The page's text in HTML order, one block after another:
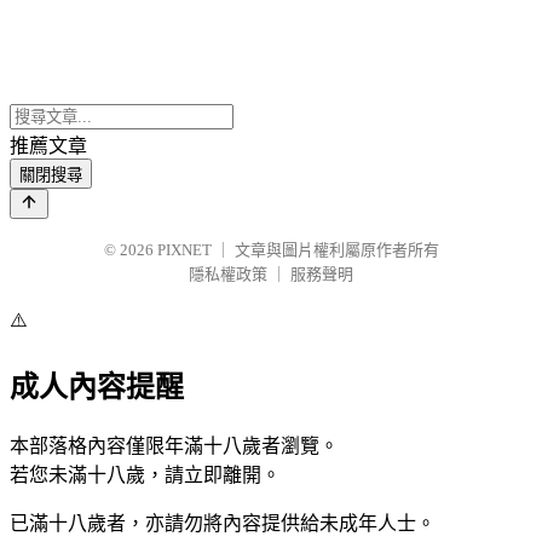
推薦文章
關閉搜尋
© 2026 PIXNET
文章與圖片權利屬原作者所有
隱私權政策
服務聲明
⚠️
成人內容提醒
本部落格內容僅限年滿十八歲者瀏覽。
若您未滿十八歲，請立即離開。
已滿十八歲者，亦請勿將內容提供給未成年人士。